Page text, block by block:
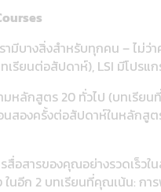
ามีบางสิ่งสำหรับทุกคน – ไ
เรียนต่อสัปดาห์), LSI มีโปร
หลักสูตร 20 ทั่วไป (บทเรียน
นสองครั้งต่อสัปดาห์ในหลัก
อสารของคุณอย่างรวดเร็ว
นอีก 2 บทเรียนที่คุณเน้น: